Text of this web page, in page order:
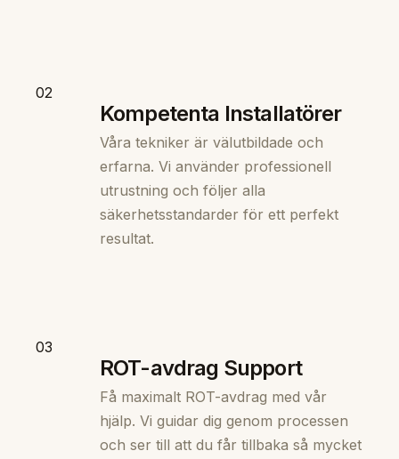
02
Kompetenta Installatörer
Våra tekniker är välutbildade och
erfarna. Vi använder professionell
utrustning och följer alla
säkerhetsstandarder för ett perfekt
resultat.
03
ROT-avdrag Support
Få maximalt ROT-avdrag med vår
hjälp. Vi guidar dig genom processen
och ser till att du får tillbaka så mycket